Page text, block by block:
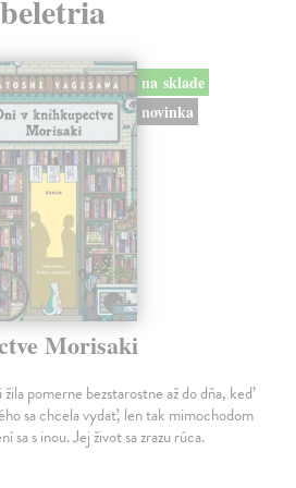
beletria
na sklade
novinka
Morisaki
pomerne bezstarostne až do dňa, keď
sa chcela vydať, len tak mimochodom
sa s inou. Jej život sa zrazu rúca.